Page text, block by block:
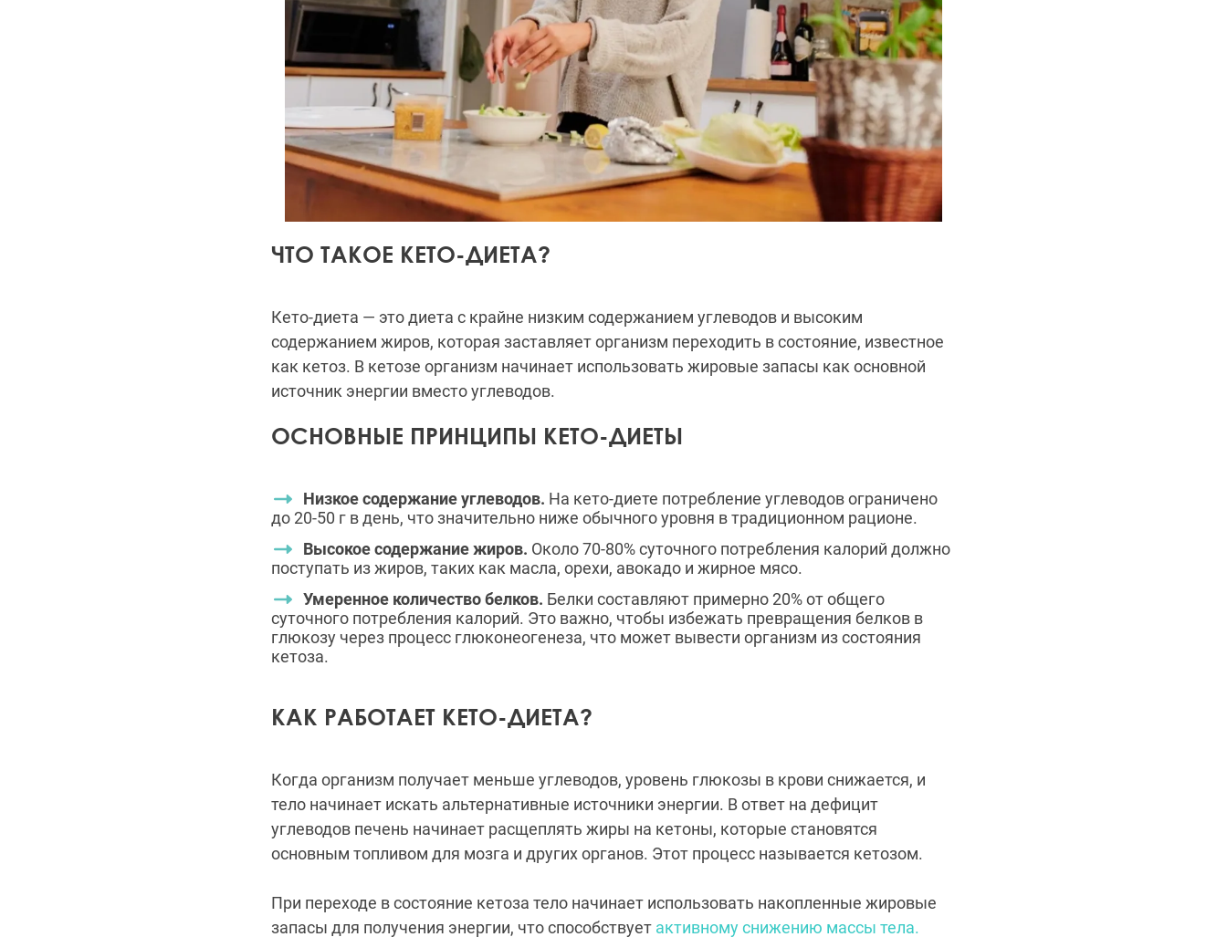
ЧТО ТАКОЕ КЕТО-ДИЕТА?
Кето-диета — это диета с крайне низким содержанием углеводов и высоким
содержанием жиров, которая заставляет организм переходить в состояние, известное
как кетоз. В кетозе организм начинает использовать жировые запасы как основной
источник энергии вместо углеводов.
ОСНОВНЫЕ ПРИНЦИПЫ КЕТО-ДИЕТЫ
Низкое содержание углеводов. На кето-диете потребление углеводов ограничено
до 20-50 г в день, что значительно ниже обычного уровня в традиционном рационе.
Высокое содержание жиров. Около 70-80% суточного потребления калорий должно
поступать из жиров, таких как масла, орехи, авокадо и жирное мясо.
Умеренное количество белков. Белки составляют примерно 20% от общего
суточного потребления калорий. Это важно, чтобы избежать превращения белков в
глюкозу через процесс глюконеогенеза, что может вывести организм из состояния
кетоза.
КАК РАБОТАЕТ КЕТО-ДИЕТА?
Когда организм получает меньше углеводов, уровень глюкозы в крови снижается, и
тело начинает искать альтернативные источники энергии. В ответ на дефицит
углеводов печень начинает расщеплять жиры на кетоны, которые становятся
основным топливом для мозга и других органов. Этот процесс называется кетозом.
При переходе в состояние кетоза тело начинает использовать накопленные жировые
запасы для получения энергии, что способствует активному снижению массы тела.